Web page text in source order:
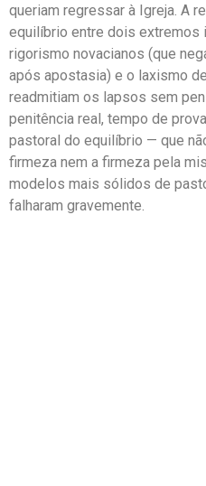
queriam regressar à Igreja. A
equilíbrio entre dois extremos
rigorismo novacianos (que
após apostasia) e o laxismo
readmitiam os lapsos sem
penitência real, tempo de
pastoral do equilíbrio — que
firmeza nem a firmeza pela
modelos mais sólidos de
falharam gravemente.